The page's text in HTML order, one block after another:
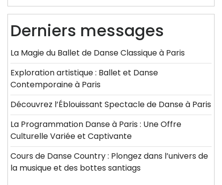
Derniers messages
La Magie du Ballet de Danse Classique à Paris
Exploration artistique : Ballet et Danse
Contemporaine à Paris
Découvrez l’Éblouissant Spectacle de Danse à Paris
La Programmation Danse à Paris : Une Offre
Culturelle Variée et Captivante
Cours de Danse Country : Plongez dans l’univers de
la musique et des bottes santiags